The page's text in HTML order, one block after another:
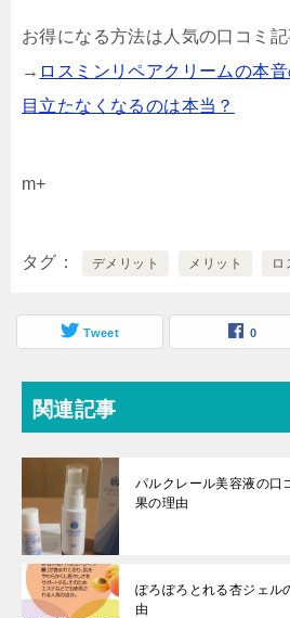
お得になる方法は人気の口コミ記
→ ロスミンリペアクリームの本
目立たなくなるのは本当？
m+
タグ デメリット メリット ロ
Tweet 0
関連記事
パルクレール美容液の口
果の理由
ぽろぽろとれる杏ジェル
由